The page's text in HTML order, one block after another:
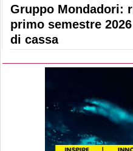
Gruppo Mondadori:
primo semestre
di cassa